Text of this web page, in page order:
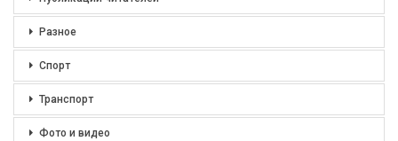
Разное
Спорт
Транспорт
Фото и видео